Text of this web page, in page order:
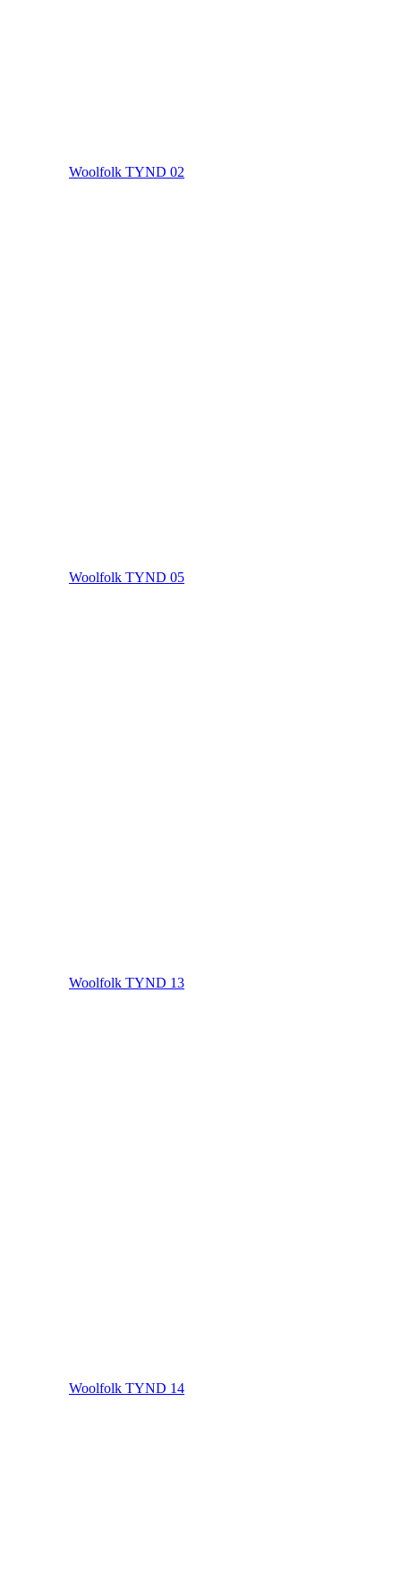
Woolfolk TYND 02
Woolfolk TYND 05
Woolfolk TYND 13
Woolfolk TYND 14